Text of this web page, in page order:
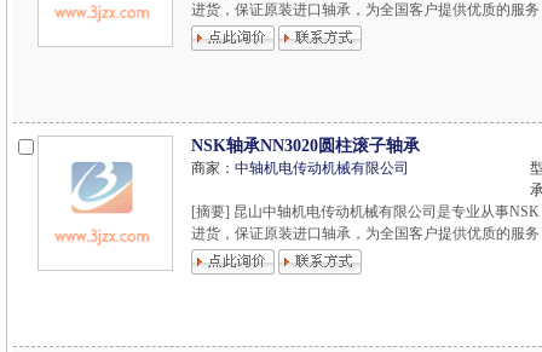
进货，保证原装进口轴承，为全国客户提供优质的服
NSK轴承NN3020圆柱滚子轴承
商家：中轴机电传动机械有限公司
[摘要] 昆山中轴机电传动机械有限公司是专业从事
进货，保证原装进口轴承，为全国客户提供优质的服